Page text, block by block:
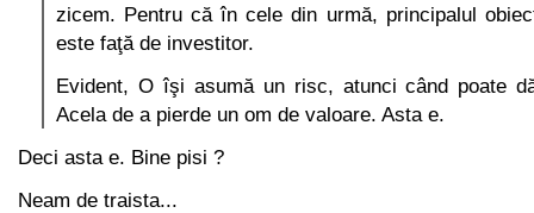
zicem. Pentru că în cele din urmă, principalul
este faţă de investitor.
Evident, O îşi asumă un risc, atunci când poate
Acela de a pierde un om de valoare. Asta e.
Deci asta e. Bine pisi ?
Neam de traista...